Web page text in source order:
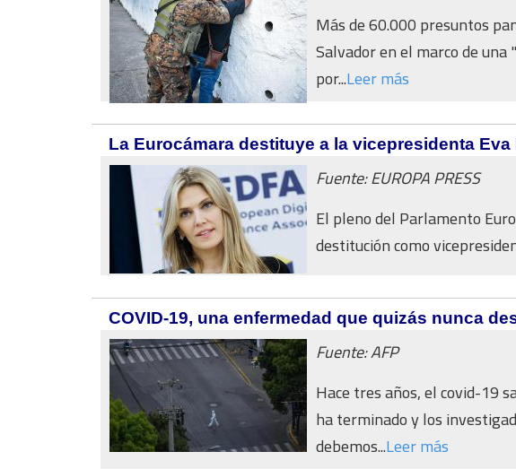
Más de 60.000 presuntos
Salvador en el marco de
por...Leer más
La Eurocámara destituye a la vicepresidenta
Fuente: EUROPA PRESS
El pleno del Parlamento
destitución como
COVID-19, una enfermedad que quizás nunca
Fuente: AFP
Hace tres años, el covid-19
ha terminado y los
debemos...Leer más